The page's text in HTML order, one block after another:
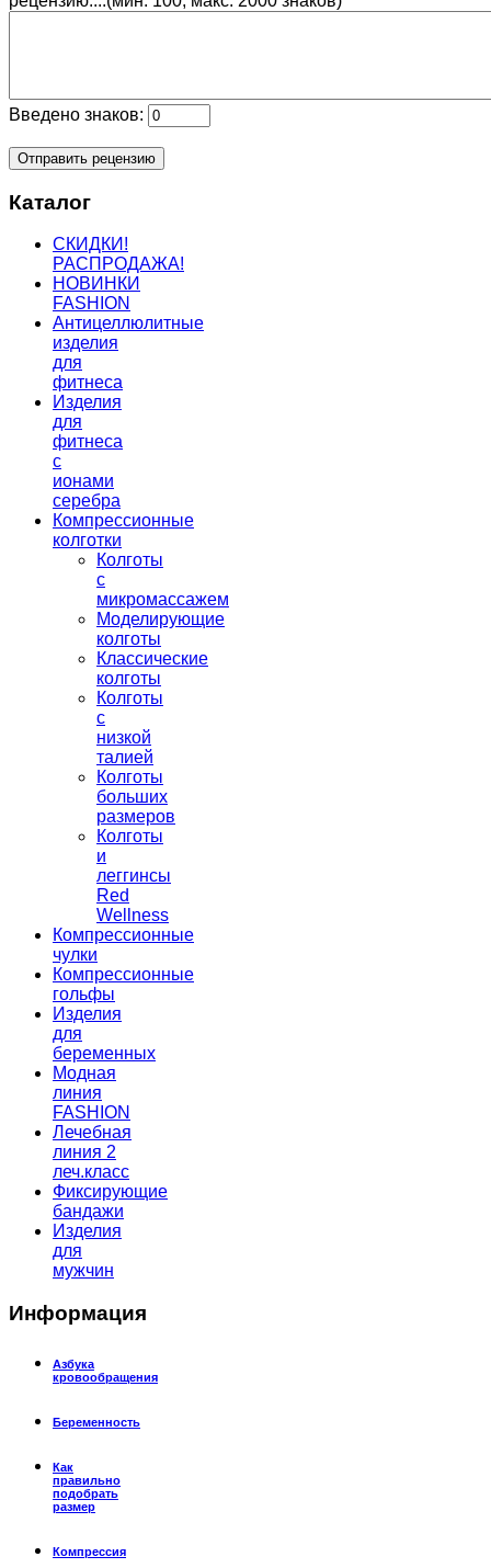
Введено знаков:
Каталог
СКИДКИ!
РАСПРОДАЖА!
НОВИНКИ
FASHION
Антицеллюлитные
изделия
для
фитнеса
Изделия
для
фитнеса
с
ионами
серебра
Компрессионные
колготки
Колготы
с
микромассажем
Моделирующие
колготы
Классические
колготы
Колготы
с
низкой
талией
Колготы
больших
размеров
Колготы
и
леггинсы
Red
Wellness
Компрессионные
чулки
Компрессионные
гольфы
Изделия
для
беременных
Модная
линия
FASHION
Лечебная
линия 2
леч.класс
Фиксирующие
бандажи
Изделия
для
мужчин
Информация
Азбука
кровообращения
Беременность
Как
правильно
подобрать
размер
Компрессия